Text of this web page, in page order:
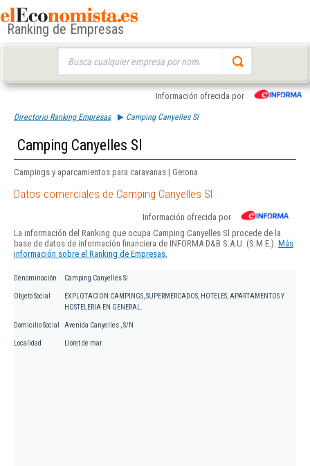
Ranking de Empresas
Información ofrecida por
Directorio Ranking Empresas Camping Canyelles Sl
Camping Canyelles Sl
Campings y aparcamientos para caravanas | Gerona
Datos comerciales de Camping Canyelles Sl
Información ofrecida por
La información del Ranking que ocupa Camping Canyelles Sl procede de la
base de datos de información financiera de INFORMA D&B S.A.U. (S.M.E.). Más
información sobre el Ranking de Empresas.
Denominación Camping Canyelles Sl
Objeto Social
EXPLOTACION CAMPINGS, SUPERMERCADOS, HOTELES, APARTAMENTOS Y
HOSTELERIA EN GENERAL.
Domicilio Social Avenida Canyelles , S/N
Localidad Lloret de mar